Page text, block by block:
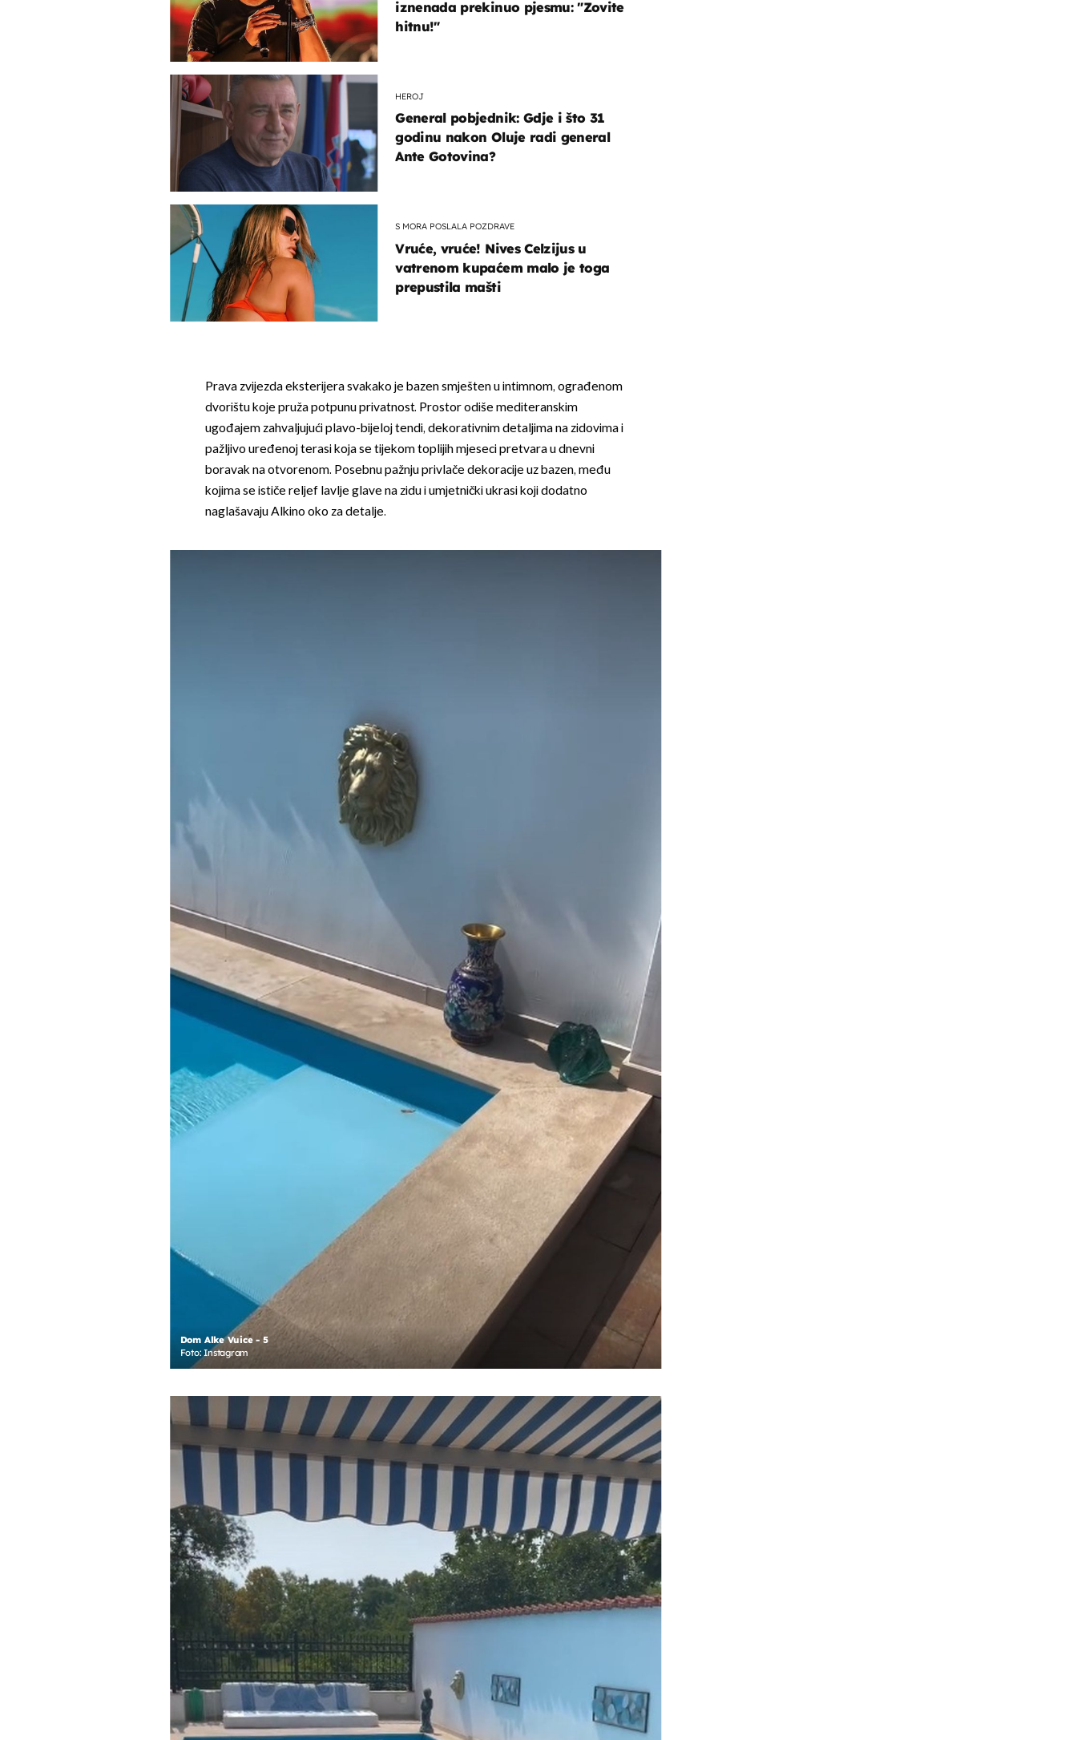
iznenada prekinuo pjesmu: "Zovite
hitnu!"
HEROJ
General pobjednik: Gdje i što 31
godinu nakon Oluje radi general
Ante Gotovina?
S MORA POSLALA POZDRAVE
Vruće, vruće! Nives Celzijus u
vatrenom kupaćem malo je toga
prepustila mašti
Prava zvijezda eksterijera svakako je bazen smješten u intimnom, ograđenom
dvorištu koje pruža potpunu privatnost. Prostor odiše mediteranskim
ugođajem zahvaljujući plavo-bijeloj tendi, dekorativnim detaljima na zidovima i
pažljivo uređenoj terasi koja se tijekom toplijih mjeseci pretvara u dnevni
boravak na otvorenom. Posebnu pažnju privlače dekoracije uz bazen, među
kojima se ističe reljef lavlje glave na zidu i umjetnički ukrasi koji dodatno
naglašavaju Alkino oko za detalje.
Dom Alke Vuice - 5
Foto: Instagram